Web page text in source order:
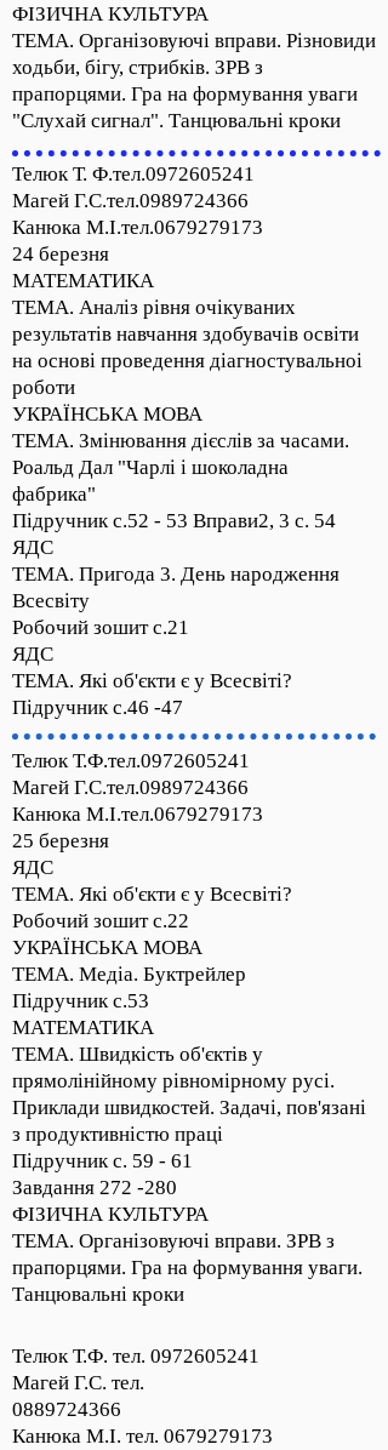
ФІЗИЧНА КУЛЬТУРА
ТЕМА. Організовуючі вправи. Різновиди
ходьби, бігу, стрибків. ЗРВ з
прапорцями. Гра на формування уваги
"Слухай сигнал". Танцювальні кроки
Телюк Т. Ф.тел.0972605241
Магей Г.С.тел.0989724366
Канюка М.І.тел.0679279173
24 березня
МАТЕМАТИКА
ТЕМА. Аналіз рівня очікуваних
результатів навчання здобувачів освіти
на основі проведення діагностувальноі
роботи
УКРАЇНСЬКА МОВА
ТЕМА. Змінювання дієслів за часами.
Роальд Дал "Чарлі і шоколадна
фабрика"
Підручник с.52 - 53 Вправи2, 3 с. 54
ЯДС
ТЕМА. Пригода 3. День народження
Всесвіту
Робочий зошит с.21
ЯДС
ТЕМА. Які об'єкти є у Всесвіті?
Підручник с.46 -47
Телюк Т.Ф.тел.0972605241
Магей Г.С.тел.0989724366
Канюка М.І.тел.0679279173
25 березня
ЯДС
ТЕМА. Які об'єкти є у Всесвіті?
Робочий зошит с.22
УКРАЇНСЬКА МОВА
ТЕМА. Медіа. Буктрейлер
Підручник с.53
МАТЕМАТИКА
ТЕМА. Швидкість об'єктів у
прямолінійному рівномірному русі.
Приклади швидкостей. Задачі, пов'язані
з продуктивністю праці
Підручник с. 59 - 61
Завдання 272 -280
ФІЗИЧНА КУЛЬТУРА
ТЕМА. Організовуючі вправи. ЗРВ з
прапорцями. Гра на формування уваги.
Танцювальні кроки
Телюк Т.Ф. тел. 0972605241
Магей Г.С. тел.
0889724366
Канюка М.І. тел. 0679279173